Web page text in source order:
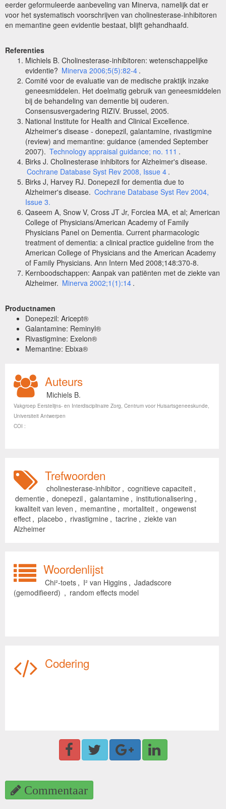
eerder geformuleerde aanbeveling van Minerva, namelijk dat er
voor het systematisch voorschrijven van cholinesterase-inhibitoren
en memantine geen evidentie bestaat, blijft gehandhaafd.
Referenties
Michiels B. Cholinesterase-inhibitoren: wetenschappelijke
evidentie? Minerva 2006;5(5):82-4 .
Comité voor de evaluatie van de medische praktijk inzake
geneesmiddelen. Het doelmatig gebruik van geneesmiddelen
bij de behandeling van dementie bij ouderen.
Consensusvergadering RIZIV. Brussel, 2005.
National Institute for Health and Clinical Excellence.
Alzheimer's disease - donepezil, galantamine, rivastigmine
(review) and memantine: guidance (amended September
2007). Technology appraisal guidance; no. 111 .
Birks J. Cholinesterase inhibitors for Alzheimer's disease.
Cochrane Database Syst Rev 2008, Issue 4 .
Birks J, Harvey RJ. Donepezil for dementia due to
Alzheimer's disease. Cochrane Database Syst Rev 2004,
Issue 3.
Qaseem A, Snow V, Cross JT Jr, Forciea MA, et al; American
College of Physicians/American Academy of Family
Physicians Panel on Dementia. Current pharmacologic
treatment of dementia: a clinical practice guideline from the
American College of Physicians and the American Academy
of Family Physicians. Ann Intern Med 2008;148:370-8.
Kernboodschappen: Aanpak van patiënten met de ziekte van
Alzheimer. Minerva 2002;1(1):14 .
Productnamen
Donepezil: Aricept®
Galantamine: Reminyl®
Rivastigmine: Exelon®
Memantine: Ebixa®
Auteurs
Michiels B.
Vakgroep Eerstelijns- en Interdisciplinaire Zorg, Centrum voor Huisartsgeneeskunde,
Universiteit Antwerpen
COI :
Trefwoorden
cholinesterase-inhibitor , cognitieve capaciteit ,
dementie , donepezil , galantamine , institutionalisering ,
kwaliteit van leven , memantine , mortaliteit , ongewenst
effect , placebo , rivastigmine , tacrine , ziekte van
Alzheimer
Woordenlijst
Chi²-toets , I² van Higgins , Jadadscore
(gemodifieerd) , random effects model
Codering
Commentaar